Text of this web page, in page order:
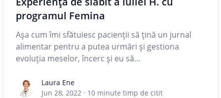
programul Femina
Așa cum îmi sfătuiesc pacienții să țină un jurnal
alimentar pentru a putea urmări și gestiona
evoluția meselor, încerc și eu să...
Laura EneLaura Ene
Jun 28, 2022 · 10 minute timp de citit